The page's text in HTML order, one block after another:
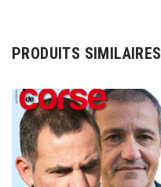
PRODUITS SIMILAIRES